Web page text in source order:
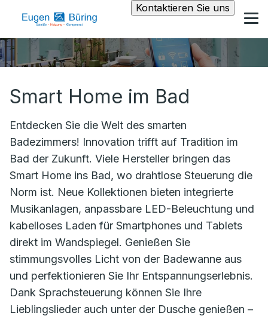
Kontaktieren Sie uns
Smart Home im Bad
Entdecken Sie die Welt des smarten
Badezimmers! Innovation trifft auf Tradition im
Bad der Zukunft. Viele Hersteller bringen das
Smart Home ins Bad, wo drahtlose Steuerung die
Norm ist. Neue Kollektionen bieten integrierte
Musikanlagen, anpassbare LED-Beleuchtung und
kabelloses Laden für Smartphones und Tablets
direkt im Wandspiegel. Genießen Sie
stimmungsvolles Licht von der Badewanne aus
und perfektionieren Sie Ihr Entspannungserlebnis.
Dank Sprachsteuerung können Sie Ihre
Lieblingslieder auch unter der Dusche genießen –